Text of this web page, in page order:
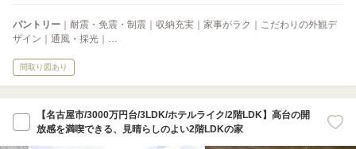
パントリー ｜耐震・免震・制震｜収納充実｜家事がラク｜こだわりの外観デ
ザイン｜通風・採光｜…
間取り図あり
【名古屋市/3000万円台/3LDK/ホテルライク/2階LDK】高台の開
放感を満喫できる、見晴らしのよい2階LDKの家